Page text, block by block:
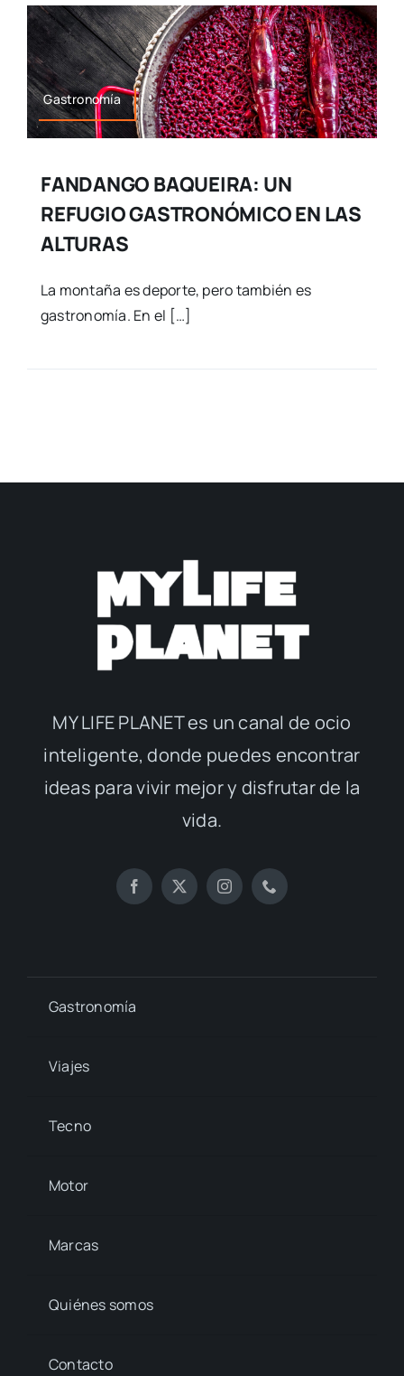
Gastronomía
FANDANGO BAQUEIRA: UN
REFUGIO GASTRONÓMICO EN LAS
ALTURAS
La montaña es deporte, pero también es
gastronomía. En el […]
MY LIFE PLANET es un canal de ocio
inteligente, donde puedes encontrar
ideas para vivir mejor y disfrutar de la
vida.
Gastronomía
Viajes
Tecno
Motor
Marcas
Quiénes somos
Contacto